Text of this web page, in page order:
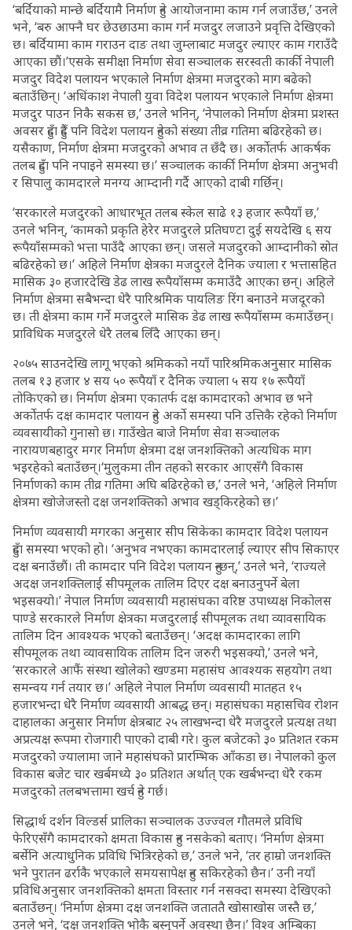
‘बर्दियाको मान्छे बर्दियामै निर्माण हुने आयोजनामा काम गर्न लजाउँछ,’ उनले
भने, ‘बरु आफ्नै घर छेउछाउमा काम गर्न मजदुर लजाउने प्रवृत्ति देखिएको
छ। बर्दियामा काम गराउन दाङ तथा जुम्लाबाट मजदुर ल्याएर काम गराउँदै
आएका छौं।’एसके समीक्षा निर्माण सेवा सञ्चालक सरस्वती कार्की नेपाली
मजदुर विदेश पलायन भएकाले निर्माण क्षेत्रमा मजदुरको माग बढेको
बताउँछिन्। ‘अधिंकाश नेपाली युवा विदेश पलायन भएकाले निर्माण क्षेत्रमा
मजदुर पाउन निकै सकस छ,’ उनले भनिन्, ‘नेपालको निर्माण क्षेत्रमा प्रशस्त
अवसर हुँदा हुँदै पनि विदेश पलायन हुनेको संख्या तीव्र गतिमा बढिरहेको छ।
यसैकाण, निर्माण क्षेत्रमा मजदुरको अभाव त छँदै छ। अर्काेतर्फ आकर्षक
तलब हुँदा पनि नपाइने समस्या छ।’ सञ्चालक कार्की निर्माण क्षेत्रमा अनुभवी
र सिपालु कामदारले मनग्य आम्दानी गर्दै आएको दाबी गर्छिन्।
‘सरकारले मजदुरको आधारभूत तलब स्केल साढे १३ हजार रूपैयाँ छ,’
उनले भनिन्, ‘कामको प्रकृति हेरेर मजदुरले प्रतिघण्टा दुई सयदेखि ६ सय
रूपैयाँसम्मको भत्ता पाउँदै आएका छन्। जसले मजदुरको आम्दानीको स्रोत
बढिरहेको छ।’ अहिले निर्माण क्षेत्रका मजदुरले दैनिक ज्याला र भत्तासहित
मासिक ३० हजारदेखि डेढ लाख रूपैयाँसम्म कमाउँदै आएका छन्। अहिले
निर्माण क्षेत्रमा सबैभन्दा धेरै पारिश्रमिक पायलिङ रिंग बनाउने मजदूरको
छ। ती क्षेत्रमा काम गर्ने मजदुरले मासिक डेढ लाख रूपैयाँसम्म कमाउँछन्।
प्राविधिक मजदुरले धेरै तलब लिँदै आएका छन्।
२०७५ साउनदेखि लागू भएको श्रमिकको नयाँ पारिश्रमिकअनुसार मासिक
तलब १३ हजार ४ सय ५० रूपैयाँ र दैनिक ज्याला ५ सय १७ रूपैयाँ
तोकिएको छ। निर्माण क्षेत्रमा एकातर्फ दक्ष कामदारको अभाव छ भने
अर्काेतर्फ दक्ष कामदार पलायन हुने अर्काे समस्या पनि उत्तिकै रहेको निर्माण
व्यवसायीको गुनासो छ। गाउँखेत बाजे निर्माण सेवा सञ्चालक
नारायणबहादुर मगर निर्माण क्षेत्रमा दक्ष जनशक्तिको अत्यधिक माग
भइरहेको बताउँछन्।‘मुलुकमा तीन तहको सरकार आएसँगै विकास
निर्माणको काम तीव्र गतिमा अघि बढिरहेको छ,’ उनले भने, ‘अहिले निर्माण
क्षेत्रमा खोजेजस्तो दक्ष जनशक्तिको अभाव खड्किरहेको छ।’
निर्माण व्यवसायी मगरका अनुसार सीप सिकेका कामदार विदेश पलायन
हुँदा समस्या भएको हो। ‘अनुभव नभएका कामदारलाई ल्याएर सीप सिकाएर
दक्ष बनाउँछौं। ती कामदार पनि विदेश पलायन हुन्छन्,’ उनले भने, ‘राज्यले
अदक्ष जनशक्तिलाई सीपमूलक तालिम दिएर दक्ष बनाउनुपर्ने बेला
भइसक्यो।’ नेपाल निर्माण व्यवसायी महासंघका वरिष्ठ उपाध्यक्ष निकोलस
पाण्डे सरकारले निर्माण क्षेत्रका मजदुरलाई सीपमूलक तथा व्यावसायिक
तालिम दिन आवश्यक भएको बताउँछन्। ‘अदक्ष कामदारका लागि
सीपमूलक तथा व्यावसायिक तालिम दिन जरुरी भइसक्यो,’ उनले भने,
‘सरकारले आफैं संस्था खोलेको खण्डमा महासंघ आवश्यक सहयोग तथा
समन्वय गर्न तयार छ।’ अहिले नेपाल निर्माण व्यवसायी मातहत १५
हजारभन्दा धेरै निर्माण व्यवसायी आबद्ध छन्। महासंघका महासचिव रोशन
दाहालका अनुसार निर्माण क्षेत्रबाट २५ लाखभन्दा धेरै मजदुरले प्रत्यक्ष तथा
अप्रत्यक्ष रूपमा रोजगारी पाएको दाबी गरे। कुल बजेटको ३० प्रतिशत रकम
मजदुरको ज्यालामा जाने महासंघको प्रारम्भिक आँकडा छ। नेपालको कुल
विकास बजेट चार खर्बमध्ये ३० प्रतिशत अर्थात् एक खर्बभन्दा धेरै रकम
मजदुरको तलबभत्तामा खर्च हुने गर्छ।
सिद्धार्थ दर्शन विल्डर्स प्रालिका सञ्चालक उज्ज्वल गौतमले प्रविधि
फेरिएसँगै कामदारको क्षमता विकास हुन नसकेको बताए। ‘निर्माण क्षेत्रमा
बर्सेनि अत्याधुनिक प्रविधि भित्रिरहेको छ,’ उनले भने, ‘तर हाम्रो जनशक्ति
भने पुरातन ढर्राकै भएकाले समयसापेक्ष हुन सकिरहेको छैन।’ उनी नयाँ
प्रविधिअनुसार जनशक्तिको क्षमता विस्तार गर्न नसक्दा समस्या देखिएको
बताउँछन्। ‘निर्माण क्षेत्रमा दक्ष जनशक्ति जताततै खोसाखोस जस्तै छ,’
उनले भने, ‘दक्ष जनशक्ति भोकै बस्नुपर्ने अवस्था छैन।’ विश्व अम्बिका